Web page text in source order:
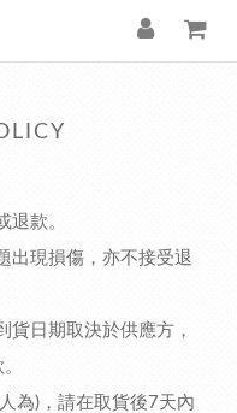
退款。
出現損傷，亦不接受退
貨日期取決於供應方 ，
為) ，請在取貨後7天內